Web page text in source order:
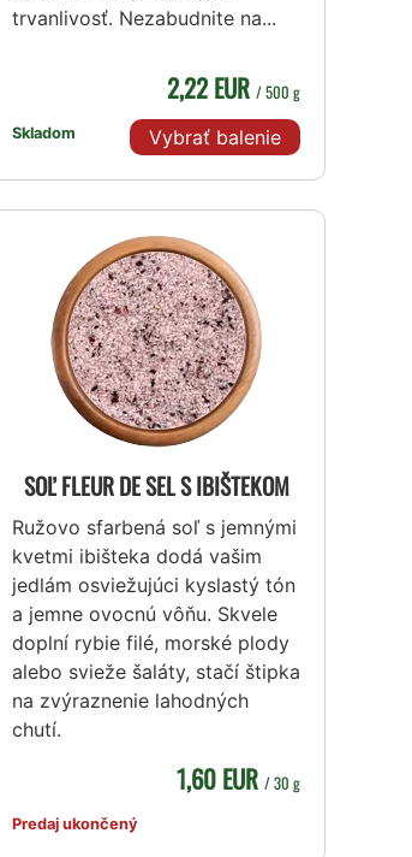
trvanlivosť. Nezabudnite na...
Skladom
2,22 EUR / 500 g
Vybrať balenie
SOĽ FLEUR DE SEL S IBIŠTEKOM
Ružovo sfarbená soľ s jemnými
kvetmi ibišteka dodá vašim
jedlám osviežujúci kyslastý tón
a jemne ovocnú vôňu. Skvele
doplní rybie filé, morské plody
alebo svieže šaláty, stačí štipka
na zvýraznenie lahodných
chutí.
Predaj ukončený
1,60 EUR / 30 g